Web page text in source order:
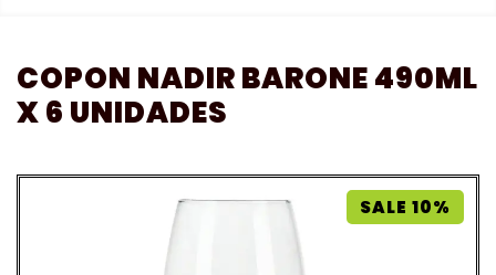
COPON NADIR BARONE 490ML
X 6 UNIDADES
SALE 10%